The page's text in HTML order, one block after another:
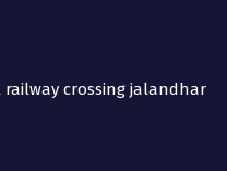
crossing jalandhar